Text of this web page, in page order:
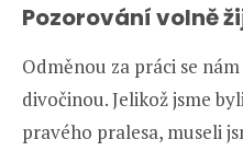
Pozorování volně
Odměnou za práci se
divočinou. Jelikož jsme
pravého pralesa, museli